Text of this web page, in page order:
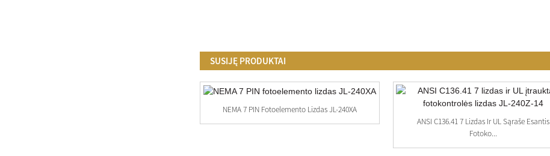
SUSIJĘ PRODUKTAI
NEMA 7 PIN Fotoelemento Lizdas JL-240XA
ANSI C136.41 7 Lizdas Ir UL Sąraše Esantis
Fotoko...